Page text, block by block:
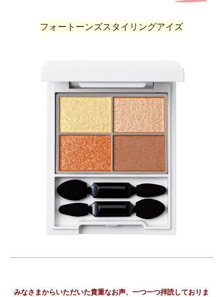
フォートーンズスタイリングアイズ
みなさまからいただいた貴重なお声、一つ一つ拝読しておりま